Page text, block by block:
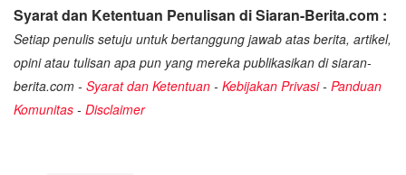
Syarat dan Ketentuan Penulisan di Siaran-Berita.com :
Setiap penulis setuju untuk bertanggung jawab atas berita, artikel,
opini atau tulisan apa pun yang mereka publikasikan di siaran-
berita.com - Syarat dan Ketentuan - Kebijakan Privasi- Panduan
Komunitas - Disclaimer